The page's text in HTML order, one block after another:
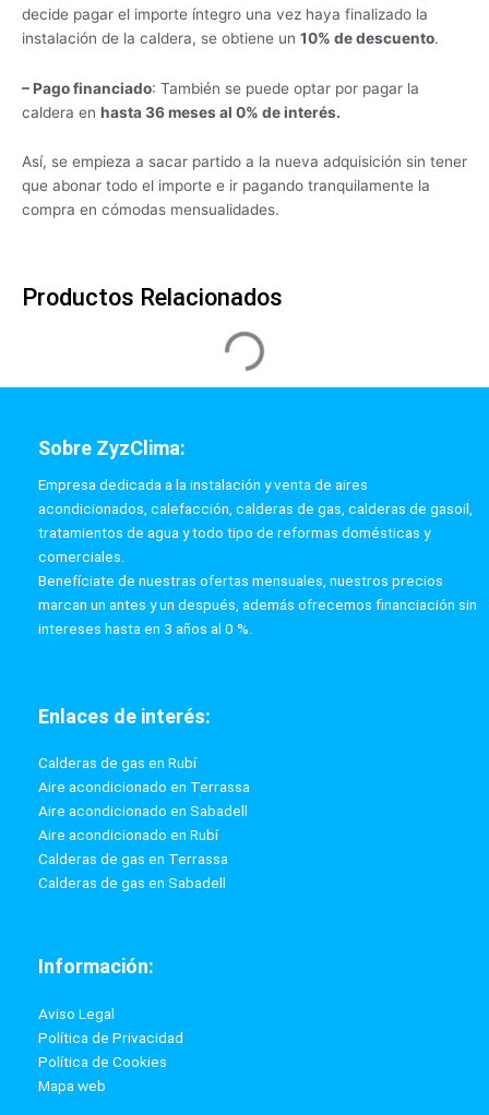
decide pagar el importe íntegro una vez haya finalizado la
instalación de la caldera, se obtiene un 10% de descuento.
– Pago financiado: También se puede optar por pagar la
caldera en hasta 36 meses al 0% de interés.
Así, se empieza a sacar partido a la nueva adquisición sin tener
que abonar todo el importe e ir pagando tranquilamente la
compra en cómodas mensualidades.
Productos Relacionados
Sobre ZyzClima:
Empresa dedicada a la instalación y venta de aires
acondicionados, calefacción, calderas de gas, calderas de gasoil,
tratamientos de agua y todo tipo de reformas domésticas y
comerciales.
Benefíciate de nuestras ofertas mensuales, nuestros precios
marcan un antes y un después, además ofrecemos financiación sin
intereses hasta en 3 años al 0 %.
Enlaces de interés:
Calderas de gas en Rubí
Aire acondicionado en Terrassa
Aire acondicionado en Sabadell
Aire acondicionado en Rubí
Calderas de gas en Terrassa
Calderas de gas en Sabadell
Información:
Aviso Legal
Política de Privacidad
Política de Cookies
Mapa web